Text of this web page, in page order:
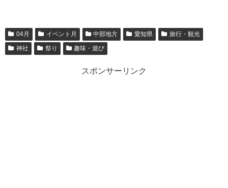
04月 イベント月 中部地方 愛知県
旅行・観光
神社
祭り 趣味・遊び
スポンサーリンク